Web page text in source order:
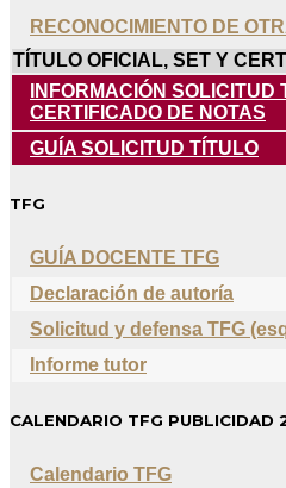
RECONOCIMIENTO DE
TÍTULO OFICIAL, SET Y
INFORMACIÓN SOLICITUD
CERTIFICADO DE NOTAS
GUÍA SOLICITUD TÍTULO
TFG
GUÍA DOCENTE TFG
Declaración de autoría
Solicitud y defensa TFG
Informe tutor
CALENDARIO TFG PUBLICIDAD
Calendario TFG